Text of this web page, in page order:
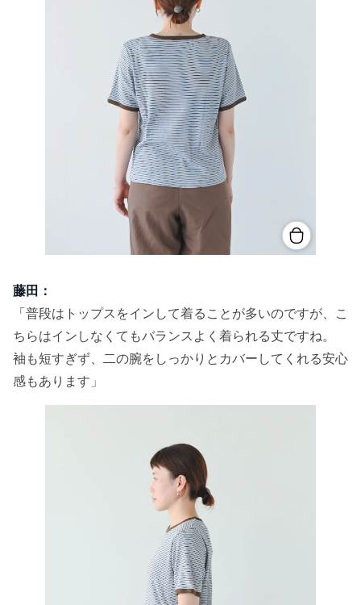
藤田：
「普段はトップスをインして着ることが多いのですが、こ
ちらはインしなくてもバランスよく着られる丈ですね。
袖も短すぎず、二の腕をしっかりとカバーしてくれる安心
感もあります」